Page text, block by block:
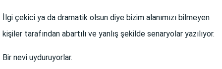
İlgi çekici ya da dramatik olsun diye bizim alanımızı bilmeyen
kişiler tarafından abartılı ve yanlış şekilde senaryolar yazılıyor.
Bir nevi uyduruyorlar.